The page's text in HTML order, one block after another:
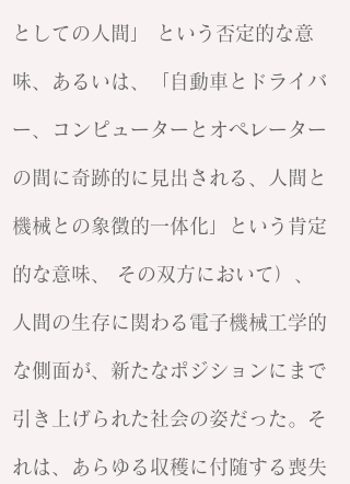
としての人間」 という否定的な意
味、あるいは、「自動車とドライバ
ー、コンピューターとオペレーター
の間に奇跡的に見出される、人間と
機械との象徴的一体化」という肯定
的な意味、 その双方において）、
人間の生存に関わる電子機械工学的
な側面が、新たなポジションにまで
引き上げられた社会の姿だった。そ
れは、あらゆる収穫に付随する喪失